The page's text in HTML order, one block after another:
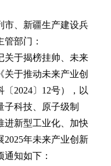
市、新疆生产建设兵
部门：
关于揭榜挂帅、未来
于推动未来产业创
2024〕12号），以
科技、原子级制
进新型工业化、加快
年未来产业创新
知如下：